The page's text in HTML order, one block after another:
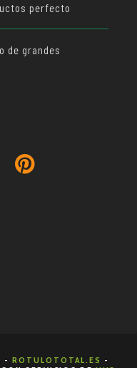
perfecto
de grandes
- ROTULOTOTAL.ES -